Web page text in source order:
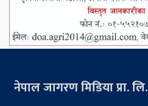
नेपाल जागरण मिडिया प्रा. लि.